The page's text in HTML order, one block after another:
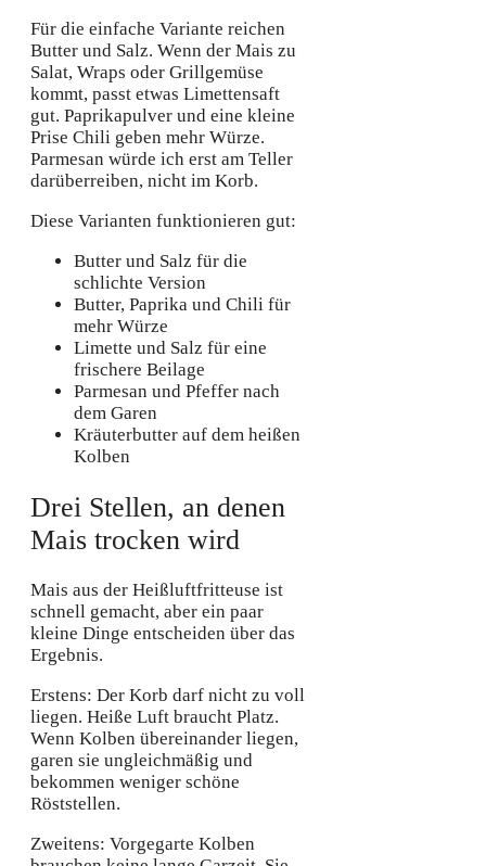
Für die einfache Variante reichen
Butter und Salz. Wenn der Mais zu
Salat, Wraps oder Grillgemüse
kommt, passt etwas Limettensaft
gut. Paprikapulver und eine kleine
Prise Chili geben mehr Würze.
Parmesan würde ich erst am Teller
darüberreiben, nicht im Korb.
Diese Varianten funktionieren gut:
Butter und Salz für die
schlichte Version
Butter, Paprika und Chili für
mehr Würze
Limette und Salz für eine
frischere Beilage
Parmesan und Pfeffer nach
dem Garen
Kräuterbutter auf dem heißen
Kolben
Drei Stellen, an denen
Mais trocken wird
Mais aus der Heißluftfritteuse ist
schnell gemacht, aber ein paar
kleine Dinge entscheiden über das
Ergebnis.
Erstens: Der Korb darf nicht zu voll
liegen. Heiße Luft braucht Platz.
Wenn Kolben übereinander liegen,
garen sie ungleichmäßig und
bekommen weniger schöne
Röststellen.
Zweitens: Vorgegarte Kolben